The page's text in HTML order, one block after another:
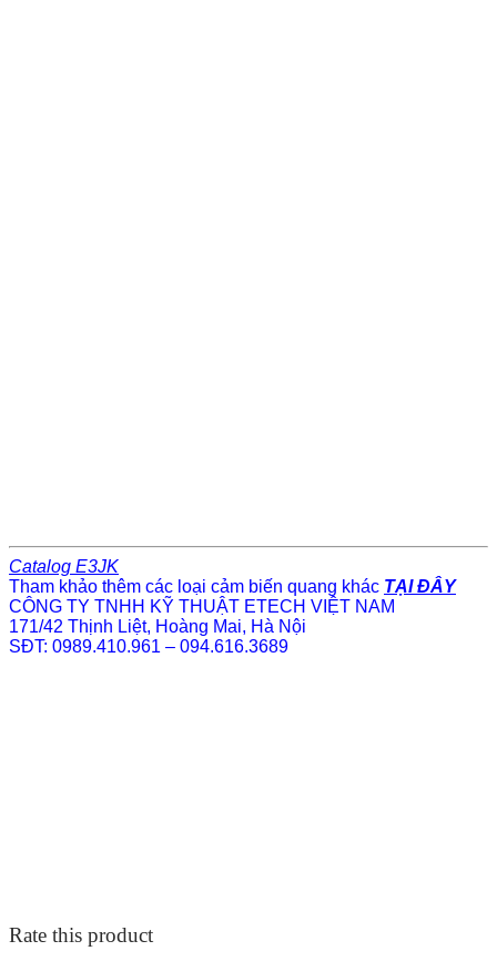
Catalog E3JK
Tham khảo thêm các loại cảm biến quang khác TẠI ĐÂY
CÔNG TY TNHH KỸ THUẬT ETECH VIỆT NAM
171/42 Thịnh Liệt, Hoàng Mai, Hà Nội
SĐT: 0989.410.961 – 094.616.3689
Rate this product